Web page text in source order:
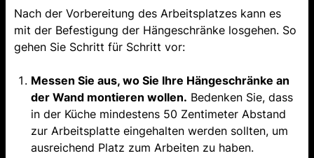
Nach der Vorbereitung des Arbeitsplatzes kann es
mit der Befestigung der Hängeschränke losgehen. So
gehen Sie Schritt für Schritt vor:
Messen Sie aus, wo Sie Ihre Hängeschränke an
der Wand montieren wollen. Bedenken Sie, dass
in der Küche mindestens 50 Zentimeter Abstand
zur Arbeitsplatte eingehalten werden sollten, um
ausreichend Platz zum Arbeiten zu haben.